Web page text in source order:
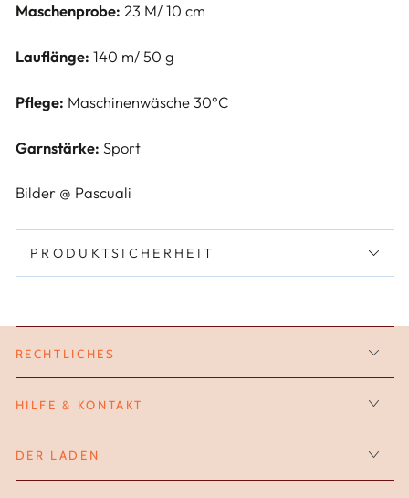
Maschenprobe: 23 M/ 10 cm
Lauflänge: 140 m/ 50 g
Pflege: Maschinenwäsche 30°C
Garnstärke: Sport
Bilder @ Pascuali
PRODUKTSICHERHEIT
RECHTLICHES
HILFE & KONTAKT
DER LADEN